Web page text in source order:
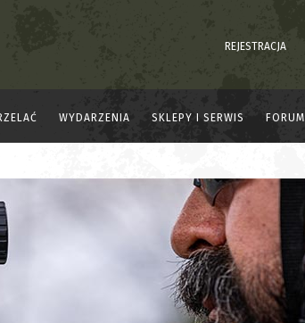
REJESTRACJA
WYDARZENIA SKLEPY I SERWIS FORUM